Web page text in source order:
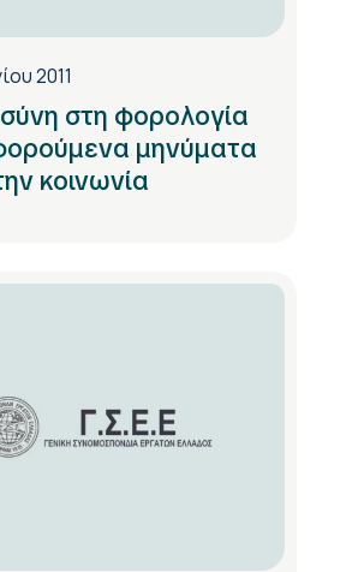
2011
στη φορολογία
μηνύματα
κοινωνία